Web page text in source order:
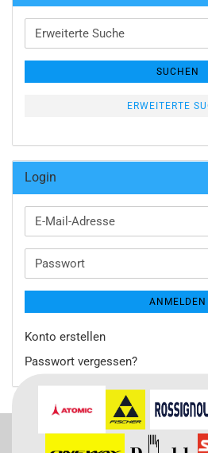
Erweiterte
Suche
SUCHEN
ERWEITERTE
Login
E-
Mail-
Passwort
ANMELDEN
Konto erstellen
Passwort vergessen?